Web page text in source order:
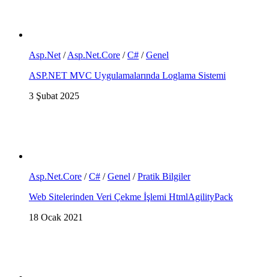
Asp.Net /Asp.Net.Core /C# /Genel
ASP.NET MVC Uygulamalarında Loglama Sistemi
3 Şubat 2025
Asp.Net.Core /C# /Genel /Pratik Bilgiler
Web Sitelerinden Veri Çekme İşlemi HtmlAgilityPack
18 Ocak 2021